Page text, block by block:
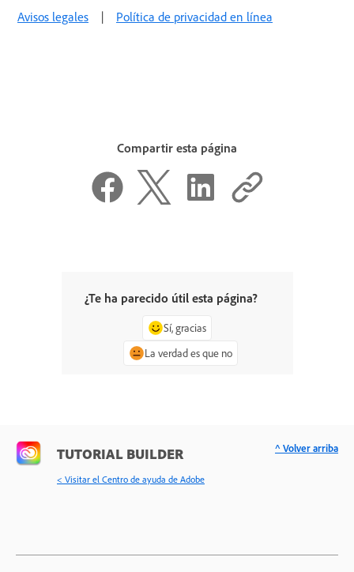
Avisos legales | Política de privacidad en línea
Compartir esta página
¿Te ha parecido útil esta página?
Sí, gracias
La verdad es que no
TUTORIAL BUILDER
< Visitar el Centro de ayuda de Adobe
^ Volver arriba